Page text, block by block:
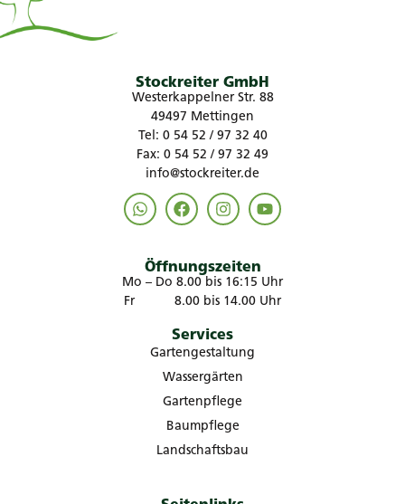
Stockreiter GmbH
Westerkappelner Str. 88
49497 Mettingen
Tel: 0 54 52 / 97 32 40
Fax: 0 54 52 / 97 32 49
info@stockreiter.de
Öffnungszeiten
Mo – Do 8.00 bis 16:15 Uhr
Fr 8.00 bis 14.00 Uhr
Services
Gartengestaltung
Wassergärten
Gartenpflege
Baumpflege
Landschaftsbau